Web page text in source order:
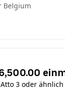
Belgium
Atto 3 oder ähnlich